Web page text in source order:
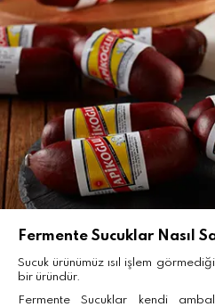
Fermente Sucuklar Nasıl
Sucuk ürünümüz ısıl işlem
bir üründür.
Fermente Sucuklar kendi